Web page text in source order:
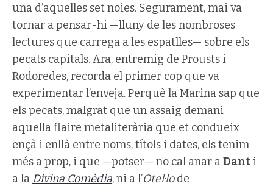
una d’aquelles set noies. Segurament, mai va
tornar a pensar-hi —lluny de les nombroses
lectures que carrega a les espatlles— sobre els
pecats capitals. Ara, entremig de Prousts i
Rodoredes, recorda el primer cop que va
experimentar l’enveja. Perquè la Marina sap que
els pecats, malgrat que un assaig demani
aquella flaire metaliterària que et condueix
ençà i enllà entre noms, títols i dates, els tenim
més a prop, i que —potser— no cal anar aDant i
a la Divina Comèdia, ni a l’Otel·lode